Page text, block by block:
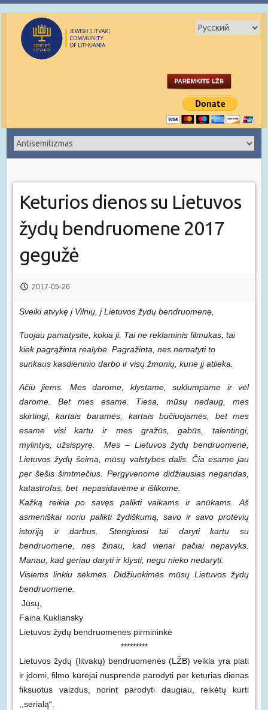
Keturios dienos su Lietuvos
žydų bendruomene 2017
gegužė
2017-05-26
Sveiki atvykę į Vilnių, į Lietuvos žydų bendruomenę,
Tuojau pamatysite, kokia ji. Tai ne reklaminis filmukas, tai
kiek pagrąžinta realybė. Pagražinta, nes nematyti to
sunkaus kasdieninio darbo ir visų žmonių, kurie jį atlieka.
Ačiū jiems. Mes darome, klystame, suklumpame ir vėl
darome. Bet mes esame. Tiesa, mūsų nedaug, mes
skirtingi, kartais baramės, kartais bučiuojamės, bet mes
esame visi kartu ir mes gražūs, gabūs, talentingi,
mylintys, užsispyrę. Mes – Lietuvos žydų bendruomenė,
Lietuvos žydų šeima, mūsų valstybės dalis. Čia esame jau
per šešis šimtmečius. Pergyvenome didžiausias negandas,
katastrofas, bet nepasidavėme ir išlikome.
Kažką reikia po savęs palikti vaikams ir anūkams. Aš
asmeniškai noriu palikti žydiškumą, savo ir savo protėvių
istoriją ir darbus. Stengiuosi tai daryti kartu su
bendruomene, nes žinau, kad vienai pačiai nepavyks.
Manau, kad geriau daryti ir klysti, negu nieko nedaryti.
Visiems linkiu sėkmės. Didžiuokimės mūsų Lietuvos žydų
bendruomene.
Jūsų,
Faina Kukliansky
Lietuvos žydų bendruomenės pirmininkė
*********
Lietuvos žydų (litvakų) bendruomenės (LŽB) veikla yra plati
ir įdomi, filmo kūrėjai nusprendė parodyti per keturias dienas
fiksuotus vaizdus, norint parodyti daugiau, reikėtų kurti
,,serialą“.